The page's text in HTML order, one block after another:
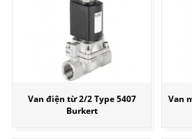
Van điện từ 2/2 Type 5407
Burkert
Van